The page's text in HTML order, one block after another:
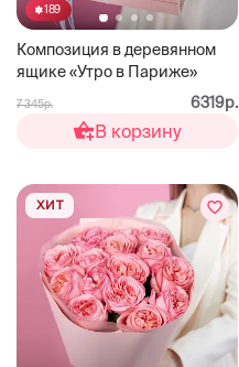
189
Композиция в деревянном
ящике «Утро в Париже»
7 345р. 6319р.
В корзину
ХИТ